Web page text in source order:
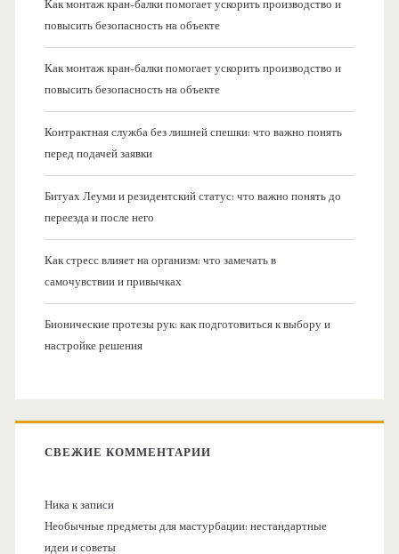
Как монтаж кран-балки помогает ускорить производство и
повысить безопасность на объекте
Как монтаж кран-балки помогает ускорить производство и
повысить безопасность на объекте
Контрактная служба без лишней спешки: что важно понять
перед подачей заявки
Битуах Леуми и резидентский статус: что важно понять до
переезда и после него
Как стресс влияет на организм: что замечать в
самочувствии и привычках
Бионические протезы рук: как подготовиться к выбору и
настройке решения
СВЕЖИЕ КОММЕНТАРИИ
Никак записи
Необычные предметы для мастурбации: нестандартные
идеи и советы